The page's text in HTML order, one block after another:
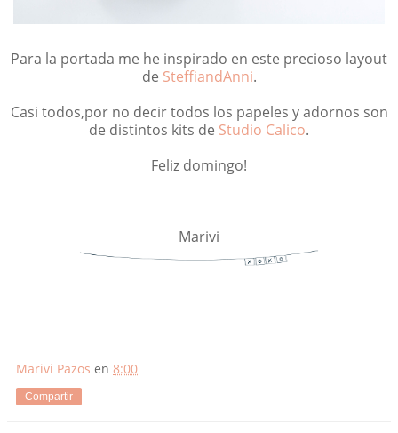
Para la portada me he inspirado en este precioso layout
de SteffiandAnni.
Casi todos,por no decir todos los papeles y adornos son
de distintos kits de Studio Calico.
Feliz domingo!
Marivi
Marivi Pazos en 8:00
Compartir